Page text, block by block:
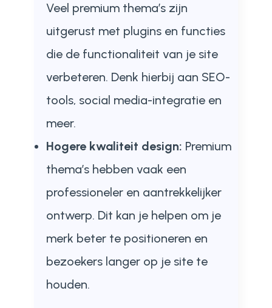
Veel premium thema’s zijn
uitgerust met plugins en functies
die de functionaliteit van je site
verbeteren. Denk hierbij aan SEO-
tools, social media-integratie en
meer.
Hogere kwaliteit design: Premium
thema’s hebben vaak een
professioneler en aantrekkelijker
ontwerp. Dit kan je helpen om je
merk beter te positioneren en
bezoekers langer op je site te
houden.